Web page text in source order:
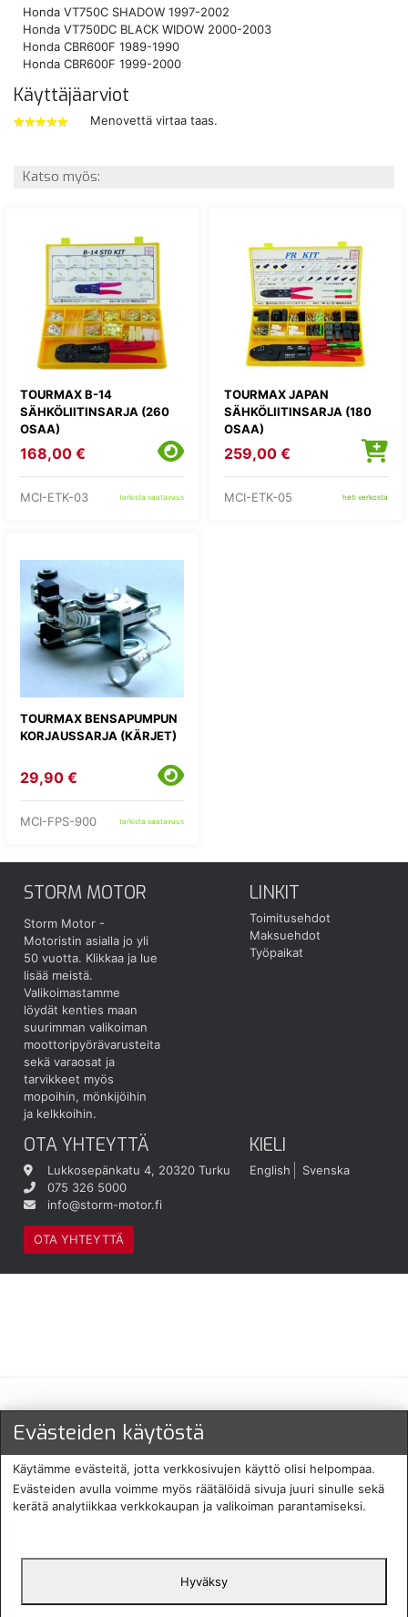
Honda VT750C SHADOW 1997-2002
Honda VT750DC BLACK WIDOW 2000-2003
Honda CBR600F 1989-1990
Honda CBR600F 1999-2000
Käyttäjäarviot
Menovettä virtaa taas.
Katso myös:
TOURMAX B-14
SÄHKÖLIITINSARJA (260
OSAA)
168,00 €
MCI-ETK-03 tarkista saatavuus
TOURMAX JAPAN
SÄHKÖLIITINSARJA (180
OSAA)
259,00 €
MCI-ETK-05 heti verkosta
TOURMAX BENSAPUMPUN
KORJAUSSARJA (KÄRJET)
29,90 €
MCI-FPS-900 tarkista saatavuus
STORM MOTOR
Storm Motor -
Motoristin asialla jo yli
50 vuotta. Klikkaa ja lue
lisää meistä.
Valikoimastamme
löydät kenties maan
suurimman valikoiman
moottoripyörävarusteita
sekä varaosat ja
tarvikkeet myös
mopoihin, mönkijöihin
ja kelkkoihin.
LINKIT
Toimitusehdot
Maksuehdot
Työpaikat
OTA YHTEYTTÄ
Lukkosepänkatu 4, 20320 Turku
075 326 5000
info@storm-motor.fi
OTA YHTEYTTÄ
KIELI
English Svenska
Maksu- ja toimitustavat
Protecomp Copyright 2024. All rights
English
Evästeiden käytöstä
Käytämme evästeitä, jotta verkkosivujen käyttö olisi helpompaa.
Evästeiden avulla voimme myös räätälöidä sivuja juuri sinulle sekä
kerätä analytiikkaa verkkokaupan ja valikoiman parantamiseksi.
Hyväksy